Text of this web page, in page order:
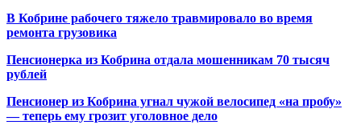
В Кобрине рабочего тяжело травмировало во время
ремонта грузовика
Пенсионерка из Кобрина отдала мошенникам 70 тысяч
рублей
Пенсионер из Кобрина угнал чужой велосипед «на пробу»
— теперь ему грозит уголовное дело